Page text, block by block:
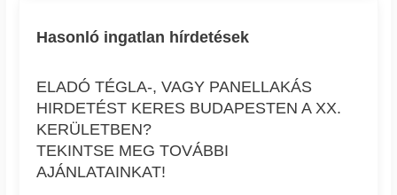
Hasonló ingatlan hírdetések
ELADÓ TÉGLA-, VAGY PANELLAKÁS
HIRDETÉST KERES BUDAPESTEN A XX.
KERÜLETBEN?
TEKINTSE MEG TOVÁBBI
AJÁNLATAINKAT!